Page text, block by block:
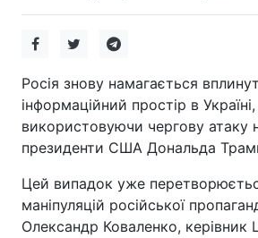
Росія знову намагається
інформаційний простір в Україні,
використовуючи чергову атаку
президенти США Дональда
Цей випадок уже
маніпуляцій російської
Олександр Коваленко, керівник